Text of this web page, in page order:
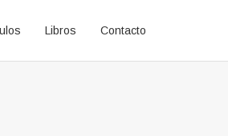
Libros Contacto